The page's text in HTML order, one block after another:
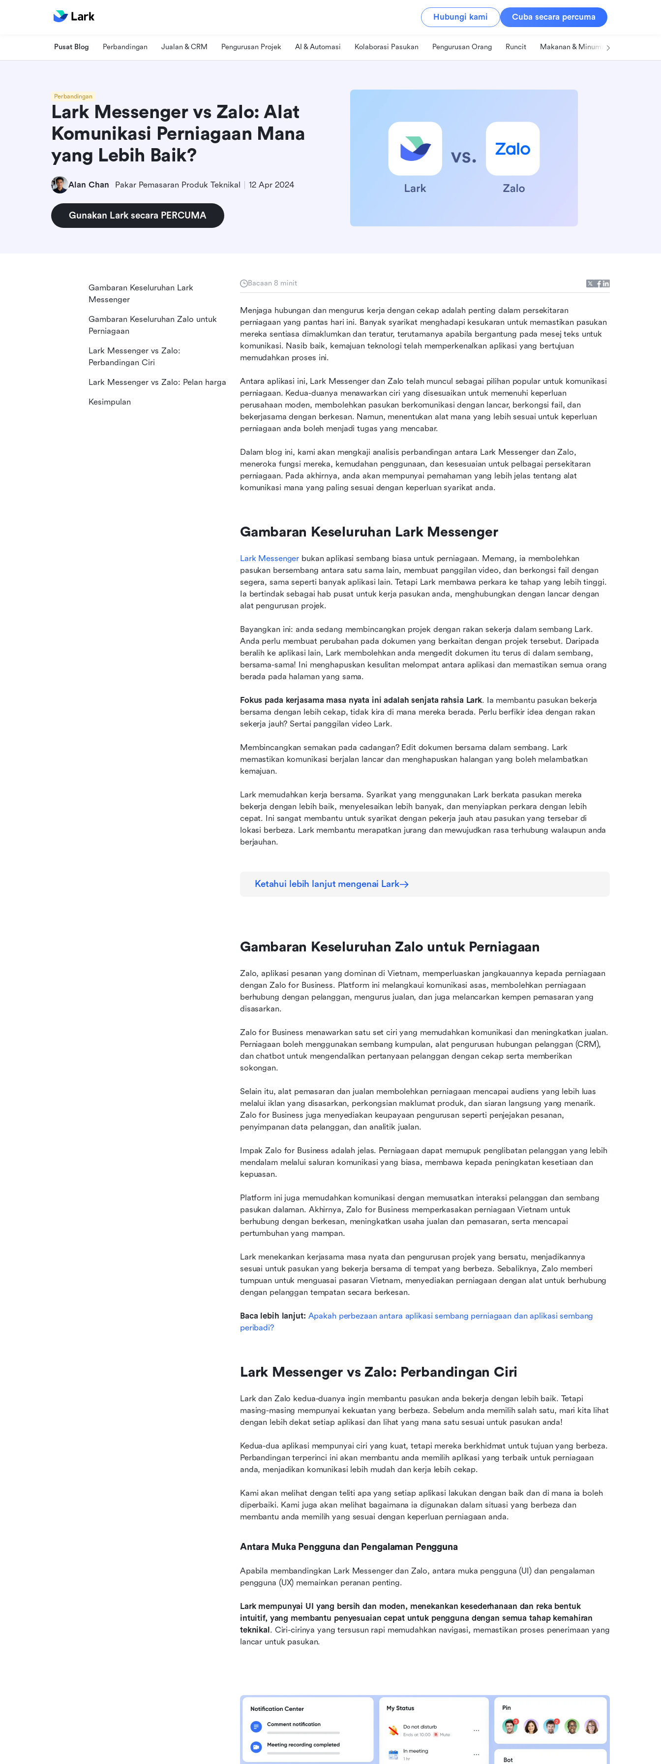
Hubungi kami Cuba secara percuma
Pusat Blog Perbandingan Jualan & CRM Pengurusan Projek AI & Automasi Kolaborasi Pasukan Pengurusan Orang Runcit Makanan & Minuman
Perbandingan
Lark Messenger vs Zalo: Alat
Komunikasi Perniagaan Mana
yang Lebih Baik?
Alan Chan Pakar Pemasaran Produk Teknikal 12 Apr 2024
Gunakan Lark secara PERCUMA
Bacaan 8 minit
Menjaga hubungan dan mengurus kerja dengan cekap adalah penting dalam persekitaran
perniagaan yang pantas hari ini. Banyak syarikat menghadapi kesukaran untuk memastikan pasukan
mereka sentiasa dimaklumkan dan teratur, terutamanya apabila bergantung pada mesej teks untuk
komunikasi. Nasib baik, kemajuan teknologi telah memperkenalkan aplikasi yang bertujuan
memudahkan proses ini.
Antara aplikasi ini, Lark Messenger dan Zalo telah muncul sebagai pilihan popular untuk komunikasi
perniagaan. Kedua-duanya menawarkan ciri yang disesuaikan untuk memenuhi keperluan
perusahaan moden, membolehkan pasukan berkomunikasi dengan lancar, berkongsi fail, dan
bekerjasama dengan berkesan. Namun, menentukan alat mana yang lebih sesuai untuk keperluan
perniagaan anda boleh menjadi tugas yang mencabar.
Dalam blog ini, kami akan mengkaji analisis perbandingan antara Lark Messenger dan Zalo,
meneroka fungsi mereka, kemudahan penggunaan, dan kesesuaian untuk pelbagai persekitaran
perniagaan. Pada akhirnya, anda akan mempunyai pemahaman yang lebih jelas tentang alat
komunikasi mana yang paling sesuai dengan keperluan syarikat anda.
Gambaran Keseluruhan Lark Messenger
Lark Messenger bukan aplikasi sembang biasa untuk perniagaan. Memang, ia membolehkan
pasukan bersembang antara satu sama lain, membuat panggilan video, dan berkongsi fail dengan
segera, sama seperti banyak aplikasi lain. Tetapi Lark membawa perkara ke tahap yang lebih tinggi.
Ia bertindak sebagai hab pusat untuk kerja pasukan anda, menghubungkan dengan lancar dengan
alat pengurusan projek.
Bayangkan ini: anda sedang membincangkan projek dengan rakan sekerja dalam sembang Lark.
Anda perlu membuat perubahan pada dokumen yang berkaitan dengan projek tersebut. Daripada
beralih ke aplikasi lain, Lark membolehkan anda mengedit dokumen itu terus di dalam sembang,
bersama-sama! Ini menghapuskan kesulitan melompat antara aplikasi dan memastikan semua orang
berada pada halaman yang sama.
Fokus pada kerjasama masa nyata ini adalah senjata rahsia Lark. Ia membantu pasukan bekerja
bersama dengan lebih cekap, tidak kira di mana mereka berada. Perlu berfikir idea dengan rakan
sekerja jauh? Sertai panggilan video Lark.
Membincangkan semakan pada cadangan? Edit dokumen bersama dalam sembang. Lark
memastikan komunikasi berjalan lancar dan menghapuskan halangan yang boleh melambatkan
kemajuan.
Lark memudahkan kerja bersama. Syarikat yang menggunakan Lark berkata pasukan mereka
bekerja dengan lebih baik, menyelesaikan lebih banyak, dan menyiapkan perkara dengan lebih
cepat. Ini sangat membantu untuk syarikat dengan pekerja jauh atau pasukan yang tersebar di
lokasi berbeza. Lark membantu merapatkan jurang dan mewujudkan rasa terhubung walaupun anda
berjauhan.
Ketahui lebih lanjut mengenai Lark
Gambaran Keseluruhan Zalo untuk Perniagaan
Zalo, aplikasi pesanan yang dominan di Vietnam, memperluaskan jangkauannya kepada perniagaan
dengan Zalo for Business. Platform ini melangkaui komunikasi asas, membolehkan perniagaan
berhubung dengan pelanggan, mengurus jualan, dan juga melancarkan kempen pemasaran yang
disasarkan.
Zalo for Business menawarkan satu set ciri yang memudahkan komunikasi dan meningkatkan jualan.
Perniagaan boleh menggunakan sembang kumpulan, alat pengurusan hubungan pelanggan (CRM),
dan chatbot untuk mengendalikan pertanyaan pelanggan dengan cekap serta memberikan
sokongan.
Selain itu, alat pemasaran dan jualan membolehkan perniagaan mencapai audiens yang lebih luas
melalui iklan yang disasarkan, perkongsian maklumat produk, dan siaran langsung yang menarik.
Zalo for Business juga menyediakan keupayaan pengurusan seperti penjejakan pesanan,
penyimpanan data pelanggan, dan analitik jualan.
Impak Zalo for Business adalah jelas. Perniagaan dapat memupuk penglibatan pelanggan yang lebih
mendalam melalui saluran komunikasi yang biasa, membawa kepada peningkatan kesetiaan dan
kepuasan.
Platform ini juga memudahkan komunikasi dengan memusatkan interaksi pelanggan dan sembang
pasukan dalaman. Akhirnya, Zalo for Business memperkasakan perniagaan Vietnam untuk
berhubung dengan berkesan, meningkatkan usaha jualan dan pemasaran, serta mencapai
pertumbuhan yang mampan.
Lark menekankan kerjasama masa nyata dan pengurusan projek yang bersatu, menjadikannya
sesuai untuk pasukan yang bekerja bersama di tempat yang berbeza. Sebaliknya, Zalo memberi
tumpuan untuk menguasai pasaran Vietnam, menyediakan perniagaan dengan alat untuk berhubung
dengan pelanggan tempatan secara berkesan.
Baca lebih lanjut: Apakah perbezaan antara aplikasi sembang perniagaan dan aplikasi sembang
peribadi?
Lark Messenger vs Zalo: Perbandingan Ciri
Lark dan Zalo kedua-duanya ingin membantu pasukan anda bekerja dengan lebih baik. Tetapi
masing-masing mempunyai kekuatan yang berbeza. Sebelum anda memilih salah satu, mari kita lihat
dengan lebih dekat setiap aplikasi dan lihat yang mana satu sesuai untuk pasukan anda!
Kedua-dua aplikasi mempunyai ciri yang kuat, tetapi mereka berkhidmat untuk tujuan yang berbeza.
Perbandingan terperinci ini akan membantu anda memilih aplikasi yang terbaik untuk perniagaan
anda, menjadikan komunikasi lebih mudah dan kerja lebih cekap.
Kami akan melihat dengan teliti apa yang setiap aplikasi lakukan dengan baik dan di mana ia boleh
diperbaiki. Kami juga akan melihat bagaimana ia digunakan dalam situasi yang berbeza dan
membantu anda memilih yang sesuai dengan keperluan perniagaan anda.
Antara Muka Pengguna dan Pengalaman Pengguna
Apabila membandingkan Lark Messenger dan Zalo, antara muka pengguna (UI) dan pengalaman
pengguna (UX) memainkan peranan penting.
Lark mempunyai UI yang bersih dan moden, menekankan kesederhanaan dan reka bentuk
intuitif, yang membantu penyesuaian cepat untuk pengguna dengan semua tahap kemahiran
teknikal. Ciri-cirinya yang tersusun rapi memudahkan navigasi, memastikan proses penerimaan yang
lancar untuk pasukan.
Gambaran Keseluruhan Lark
Messenger
Gambaran Keseluruhan Zalo untuk
Perniagaan
Lark Messenger vs Zalo:
Perbandingan Ciri
Lark Messenger vs Zalo: Pelan harga
Kesimpulan